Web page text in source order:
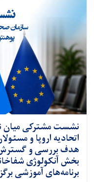
نشست مشترکی میان
اتحادیه اروپا و
هدف بررسی و گسترش
بخش آنکولوژی
برنامه‌های آموزشی